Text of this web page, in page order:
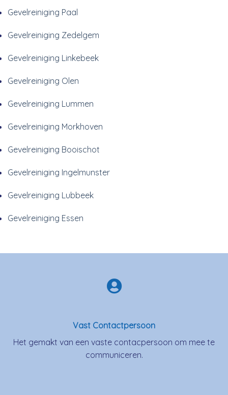
Gevelreiniging Paal
Gevelreiniging Zedelgem
Gevelreiniging Linkebeek
Gevelreiniging Olen
Gevelreiniging Lummen
Gevelreiniging Morkhoven
Gevelreiniging Booischot
Gevelreiniging Ingelmunster
Gevelreiniging Lubbeek
Gevelreiniging Essen
Vast Contactpersoon
Het gemakt van een vaste contacpersoon om mee te
communiceren.